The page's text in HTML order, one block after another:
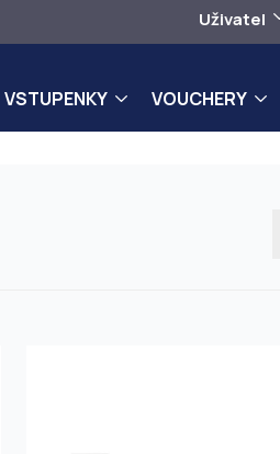
Uživatel
VSTUPENKY VOUCHERY